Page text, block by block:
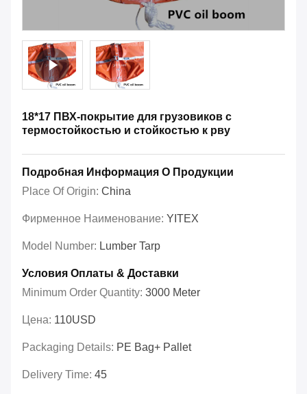
18*17 ПВХ-покрытие для грузовиков с
термостойкостью и стойкостью к рву
Подробная Информация О Продукции
Place Of Origin: China
Фирменное Наименование: YITEX
Model Number: Lumber Tarp
Условия Оплаты & Доставки
Minimum Order Quantity: 3000 Meter
Цена: 110USD
Packaging Details: PE Bag+ Pallet
Delivery Time: 45